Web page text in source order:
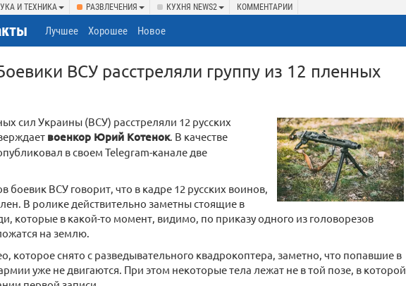
И ТЕХНИКА РАЗВЛЕЧЕНИЯ КУХНЯ NEWS2 КОММЕНТАРИИ
Лучшее Хорошее Новое
ВСУ расстреляли группу из 12 пленных
сил Украины (ВСУ) расстреляли 12 русских
военкор Юрий Котенок. В качестве
в своем Telegram-канале две
боевик ВСУ говорит, что в кадре 12 русских воинов,
В ролике действительно заметны стоящие в
которые в какой-то момент, видимо, по приказу одного из головорезов
на землю.
которое снято с разведывательного квадрокоптера, заметно, что попавшие в
уже не двигаются. При этом некоторые тела лежат не в той позе, в которой